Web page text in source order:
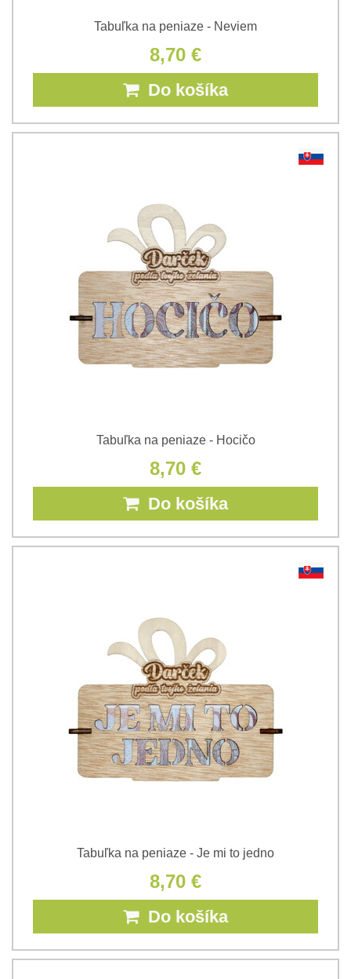
Tabuľka na peniaze - Neviem
8,70 €
Do košíka
Tabuľka na peniaze - Hocičo
8,70 €
Do košíka
Tabuľka na peniaze - Je mi to jedno
8,70 €
Do košíka